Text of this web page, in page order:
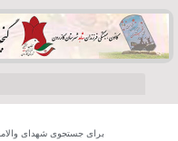
برای جستجوی شهدای